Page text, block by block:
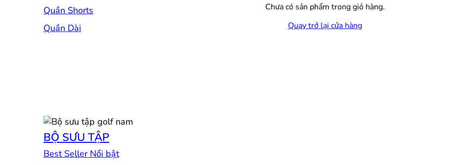
Chưa có sản phẩm trong giỏ hàng.
Quay trở lại cửa hàng
Quần Shorts
Quần Dài
BỘ SƯU TẬP
Best Seller